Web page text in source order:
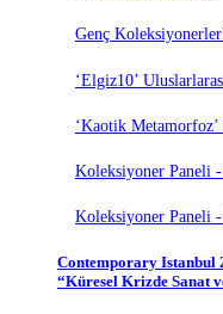
Genç
‘Elgiz10’
‘Kaotik
Koleksiyoner Paneli
Koleksiyoner Paneli
Contemporary Istanbul
“Küresel Krizde Sanat